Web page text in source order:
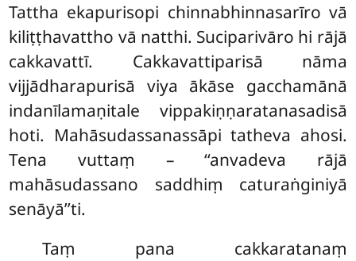
Tattha ekapurisopi chinnabhinnasarīro vā
kiliṭṭhavattho vā natthi. Suciparivāro hi rājā
cakkavattī. Cakkavattiparisā nāma
vijjādharapurisā viya ākāse gacchamānā
indanīlamaṇitale vippakiṇṇaratanasadisā
hoti. Mahāsudassanassāpi tatheva ahosi.
Tena vuttaṃ – ‘‘anvadeva rājā
mahāsudassano saddhiṃ caturaṅginiyā
senāyā’’ti.
Taṃ pana cakkaratanaṃ